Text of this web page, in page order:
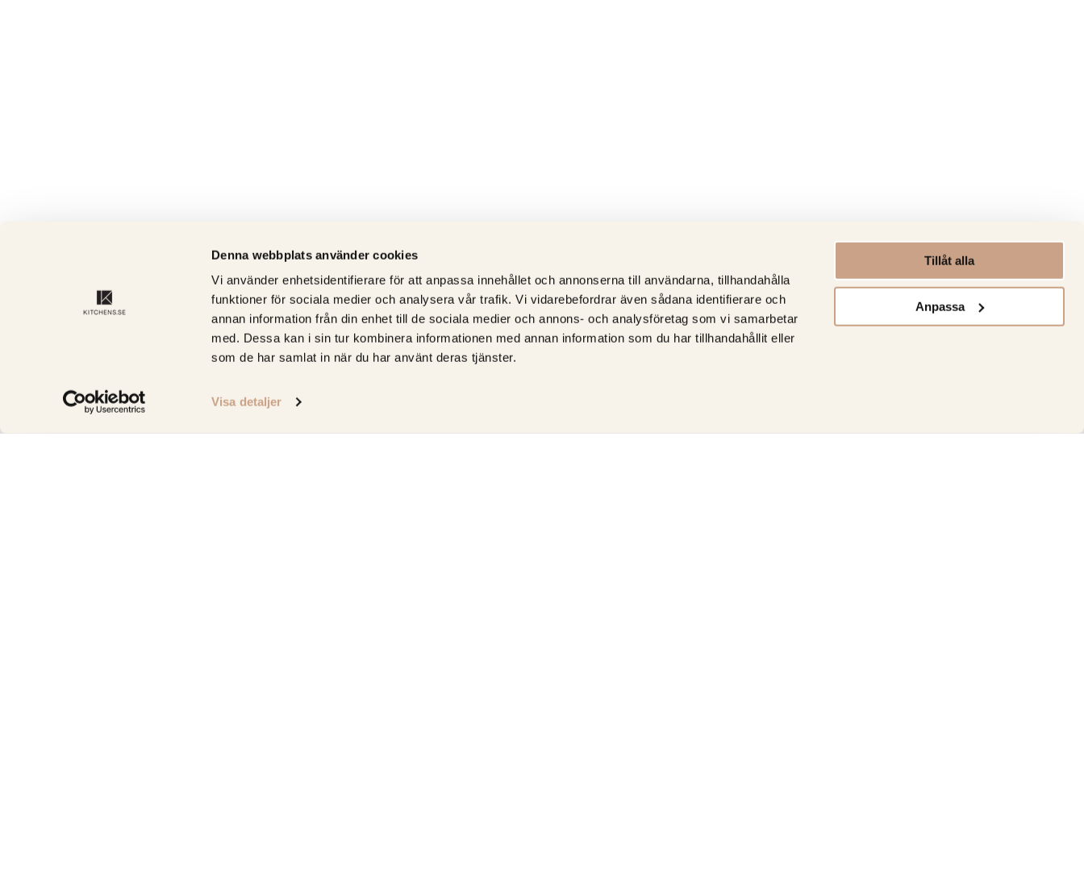
Denna webbplats använder cookies
Vi använder enhetsidentifierare för att anpassa innehållet och annonserna till användarna, tillhandahålla
funktioner för sociala medier och analysera vår trafik. Vi vidarebefordrar även sådana identifierare och
annan information från din enhet till de sociala medier och annons- och analysföretag som vi samarbetar
med. Dessa kan i sin tur kombinera informationen med annan information som du har tillhandahållit eller
som de har samlat in när du har använt deras tjänster.
Visa detaljer
Tillåt alla
Anpassa